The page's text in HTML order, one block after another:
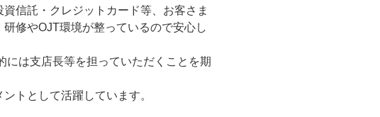
信託・クレジットカード等、お客さま
修やOJT環境が整っているので安心し
は支店長等を担っていただくことを期
トとして活躍しています。